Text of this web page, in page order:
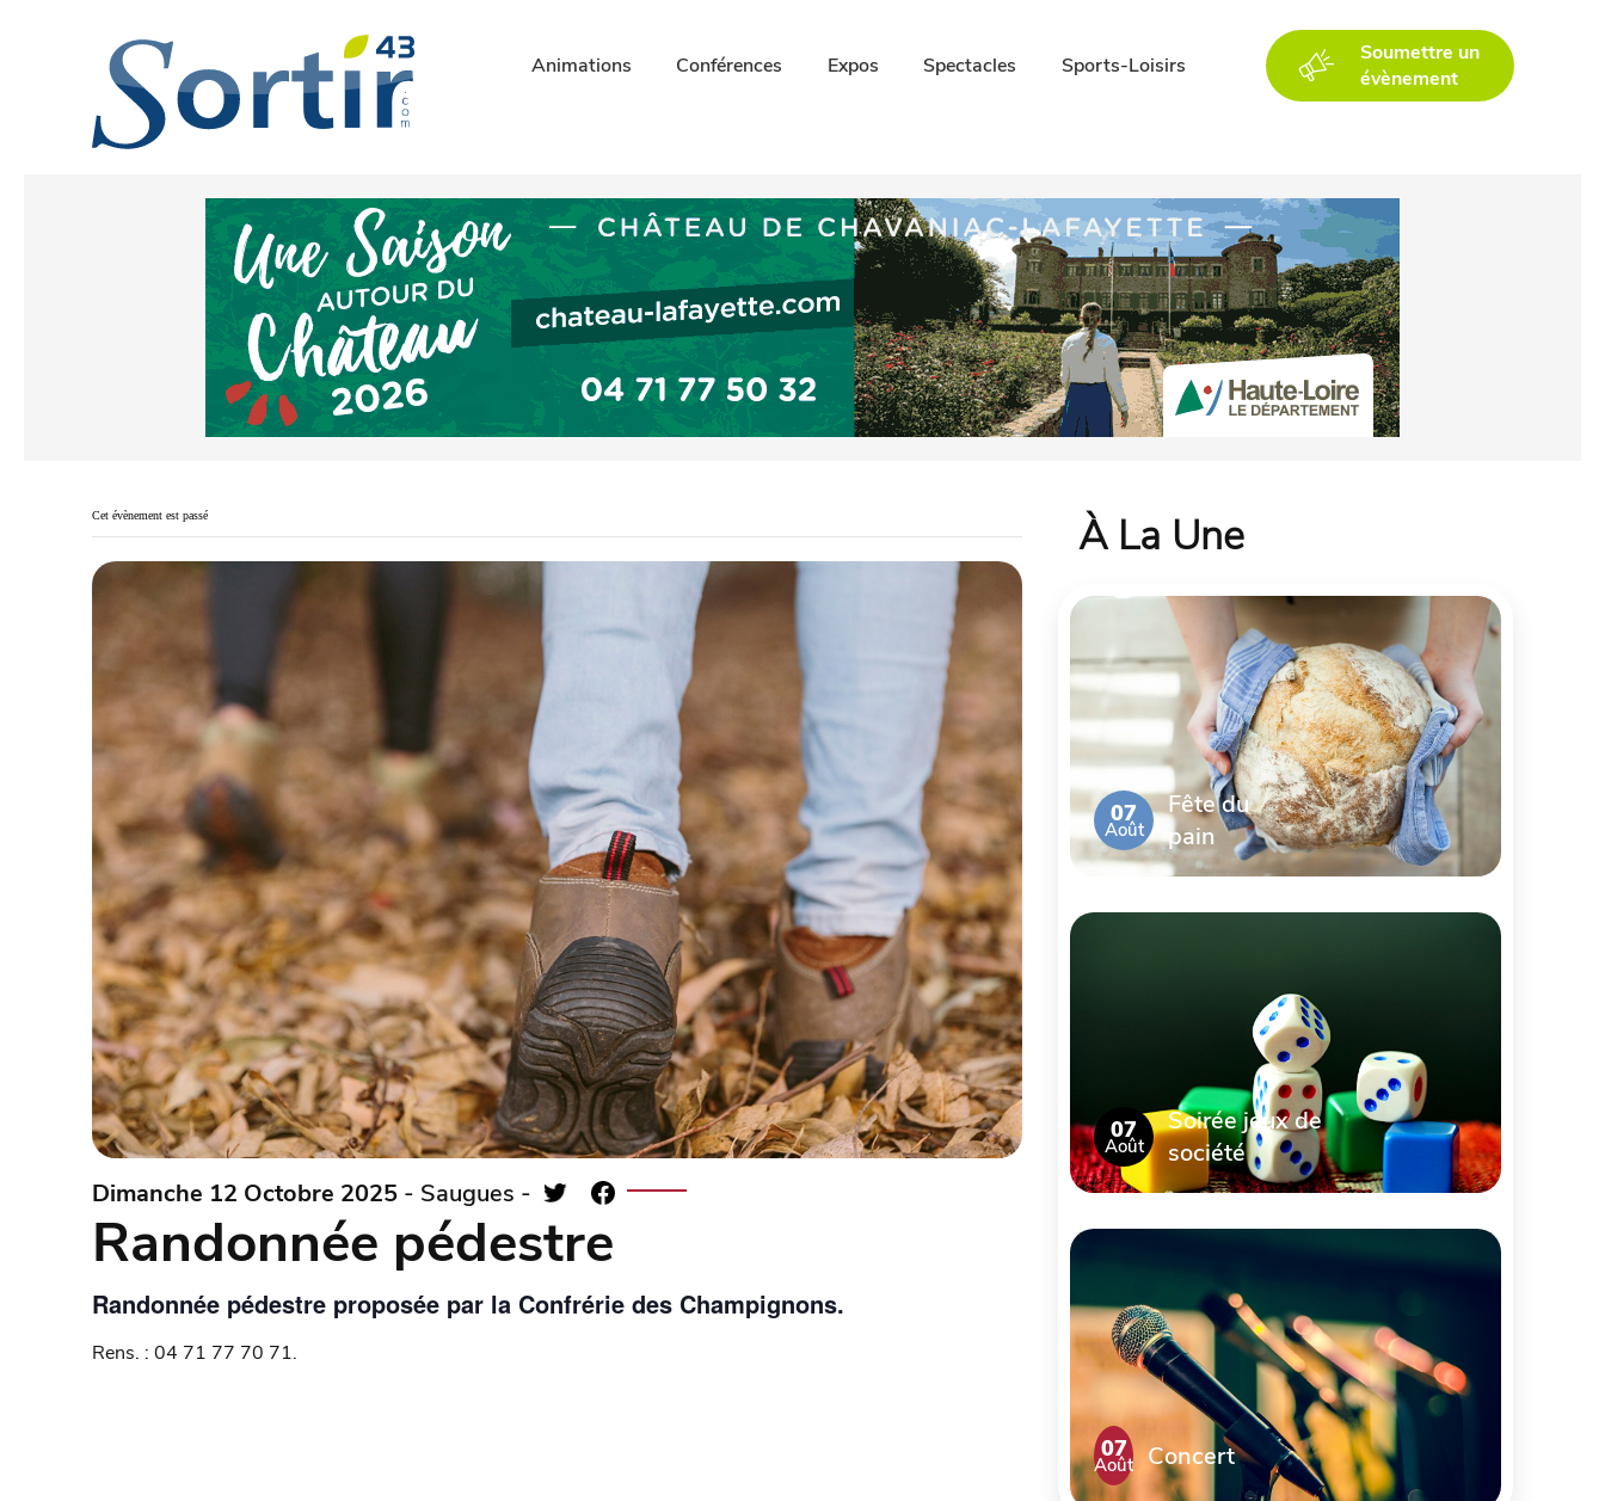
Animations Conférences Expos Spectacles Sports-Loisirs
Soumettre un
évènement
Cet évènement est passé
Dimanche 12 Octobre 2025 - Saugues -
Randonnée pédestre
Randonnée pédestre proposée par la Confrérie des Champignons.
Rens. : 04 71 77 70 71.
À La Une
07
Août
Fête du
pain
07
Août
Soirée jeux de
société
07
Août Concert